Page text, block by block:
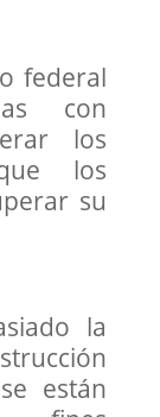
federal
con
los
los
su
la
están